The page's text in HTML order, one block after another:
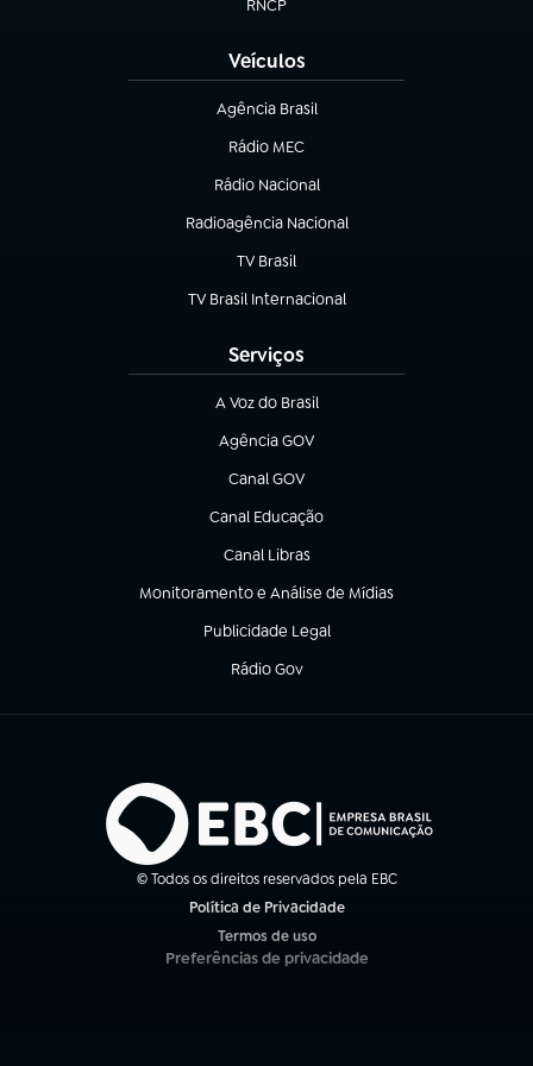
RNCP
(abre em nova aba)
Veículos
Agência Brasil
(abre em nova aba)
Rádio MEC
(abre em nova aba)
Rádio Nacional
Radioagência Nacional
(abre em nova aba)
TV Brasil
(abre em nova aba)
TV Brasil Internacional
(abre em nova aba)
Serviços
A Voz do Brasil
(abre em nova aba)
Agência GOV
(abre em nova aba)
Canal GOV
(abre em nova aba)
Canal Educação
(abre em nova aba)
Canal Libras
(abre em nova aba)
Monitoramento e Análise de Mídias
(abre em nova aba)
Publicidade Legal
(abre em nova aba)
Rádio Gov
(abre em nova aba)
© Todos os direitos reservados pela EBC
Política de Privacidade
Termos de uso
(abre em nova aba)
Preferências de privacidade